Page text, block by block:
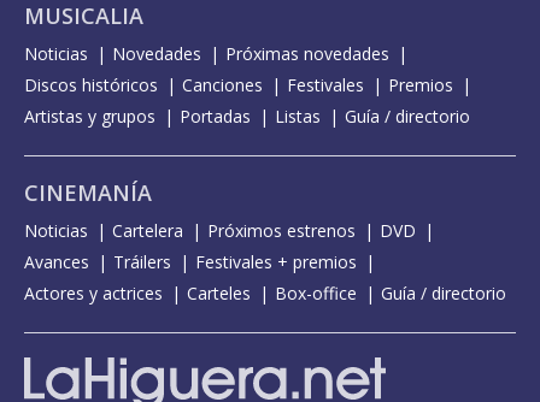
MUSICALIA
Noticias Novedades
Próximas novedades
Discos históricos
Canciones Festivales
Premios
Artistas y grupos
Portadas Listas Guía / directorio
CINEMANÍA
Noticias Cartelera Próximos estrenos
DVD
Avances
Tráilers
Festivales + premios
Actores y actrices
Carteles Box-office Guía / directorio